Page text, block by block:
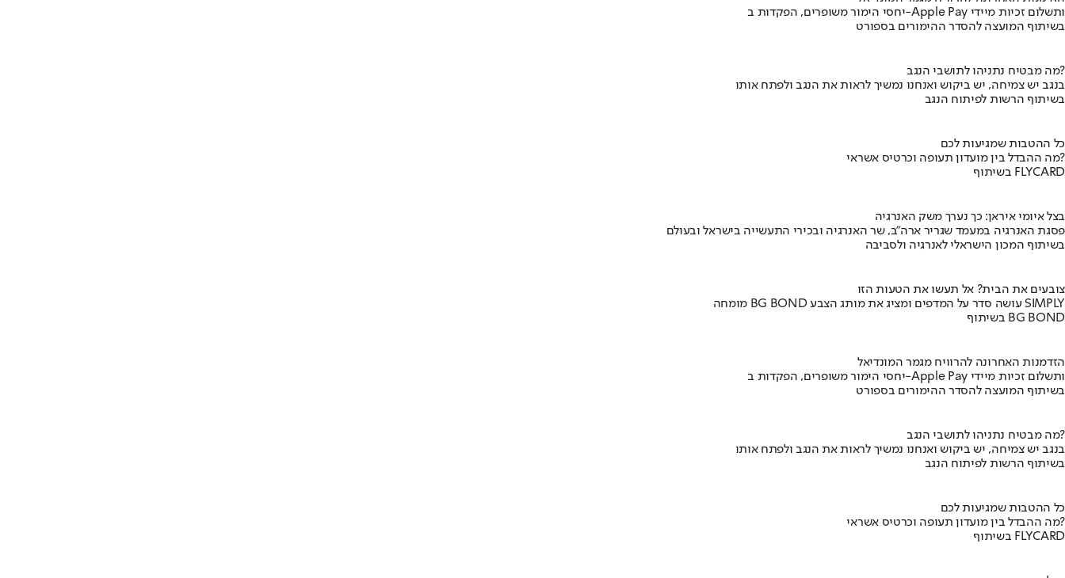
יחסי הימור משופרים, הפקדות ב-Apple Pay ותשלום זכיות מיידי
בשיתוף המועצה להסדר ההימורים בספורט
מה מבטיח נתניהו לתושבי הנגב?
בנגב יש צמיחה, יש ביקוש ואנחנו נמשיך לראות את הנגב ולפתח אותו
בשיתוף הרשות לפיתוח הנגב
כל ההטבות שמגיעות לכם
מה ההבדל בין מועדון תעופה וכרטיס אשראי?
בשיתוף FLYCARD
בצל איומי איראן: כך נערך משק האנרגיה
פסגת האנרגיה במעמד שגריר ארה"ב, שר האנרגיה ובכירי התעשייה בישראל ובעולם
בשיתוף המכון הישראלי לאנרגיה ולסביבה
צובעים את הבית? אל תעשו את הטעות הזו
מומחה BG BOND עושה סדר על המדפים ומציג את מותג הצבע SIMPLY
בשיתוף BG BOND
הזדמנות האחרונה להרוויח מגמר המונדיאל
יחסי הימור משופרים, הפקדות ב-Apple Pay ותשלום זכיות מיידי
בשיתוף המועצה להסדר ההימורים בספורט
מה מבטיח נתניהו לתושבי הנגב?
בנגב יש צמיחה, יש ביקוש ואנחנו נמשיך לראות את הנגב ולפתח אותו
בשיתוף הרשות לפיתוח הנגב
כל ההטבות שמגיעות לכם
מה ההבדל בין מועדון תעופה וכרטיס אשראי?
בשיתוף FLYCARD